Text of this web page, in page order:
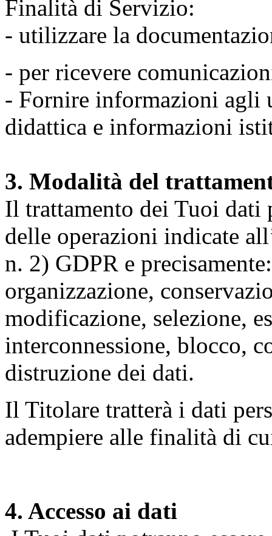
Finalità di Servizio:
- utilizzare la
- per ricevere
- Fornire informazioni agli
didattica e informazioni
3. Modalità del
Il trattamento dei Tuoi dati
delle operazioni indicate
n. 2) GDPR e
organizzazione,
modificazione, selezione,
interconnessione, blocco,
distruzione dei dati.
Il Titolare tratterà i dati
adempiere alle finalità di
4. Accesso ai dati